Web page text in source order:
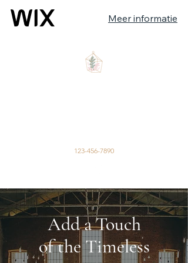
Meer informatie